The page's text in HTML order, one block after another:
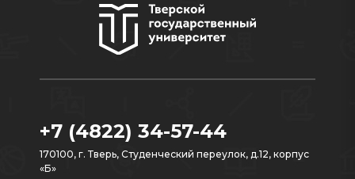
+7 (4822) 34-57-44
170100, г. Тверь, Студенческий переулок, д.12, корпус
«Б»